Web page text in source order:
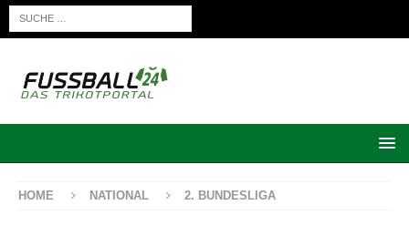
HOME NATIONAL 2. BUNDESLIGA